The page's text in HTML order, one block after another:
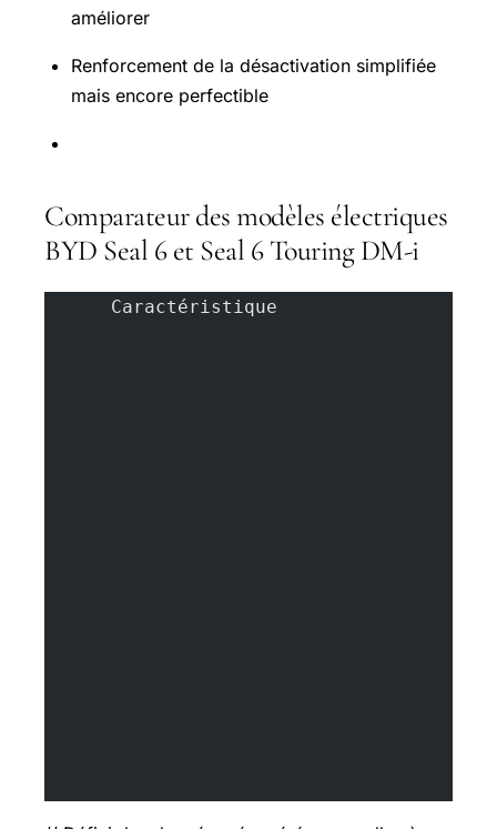
améliorer
Renforcement de la désactivation simplifiée
mais encore perfectible
Comparateur des modèles électriques
BYD Seal 6 et Seal 6 Touring DM-i
      Caractéristique